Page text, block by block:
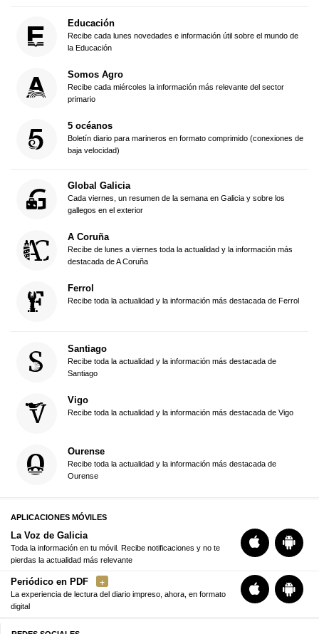
Educación
Recibe cada lunes novedades e información útil sobre el mundo de
la Educación
Somos Agro
Recibe cada miércoles la información más relevante del sector
primario
5 océanos
Boletín diario para marineros en formato comprimido (conexiones de
baja velocidad)
Global Galicia
Cada viernes, un resumen de la semana en Galicia y sobre los
gallegos en el exterior
A Coruña
Recibe de lunes a viernes toda la actualidad y la información más
destacada de A Coruña
Ferrol
Recibe toda la actualidad y la información más destacada de Ferrol
Santiago
Recibe toda la actualidad y la información más destacada de
Santiago
Vigo
Recibe toda la actualidad y la información más destacada de Vigo
Ourense
Recibe toda la actualidad y la información más destacada de
Ourense
APLICACIONES MÓVILES
La Voz de Galicia
Toda la información en tu móvil. Recibe notificaciones y no te
pierdas la actualidad más relevante
Periódico en PDF
La experiencia de lectura del diario impreso, ahora, en formato
digital